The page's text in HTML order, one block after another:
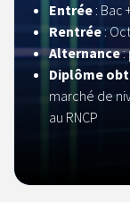
Entrée : Bac
Rentrée:
Alternance:
Diplôme
marché de
au RNCP